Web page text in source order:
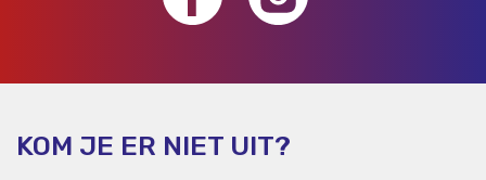
KOM JE ER NIET UIT?